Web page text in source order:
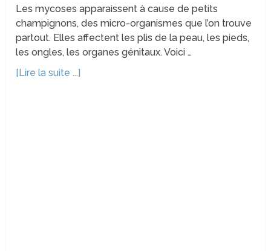
Les mycoses apparaissent à cause de petits
champignons, des micro-organismes que l’on trouve
partout. Elles affectent les plis de la peau, les pieds,
les ongles, les organes génitaux. Voici …
[Lire la suite ...]